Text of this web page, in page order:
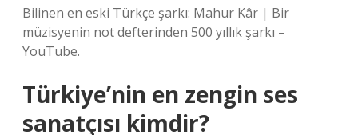
Bilinen en eski Türkçe şarkı: Mahur Kâr | Bir
müzisyenin not defterinden 500 yıllık şarkı –
YouTube.
Türkiye’nin en zengin ses
sanatçısı kimdir?